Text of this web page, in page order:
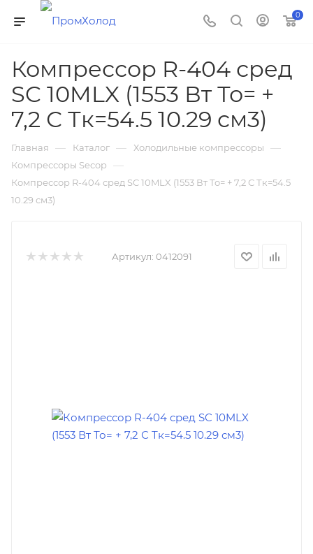
0
Компрессор R-404 сред
SC 10MLX (1553 Вт То= +
7,2 С Тк=54.5 10.29 см3)
Главная — Каталог — Холодильные компрессоры —
Компрессоры Secop —
Компрессор R-404 сред SC 10MLX (1553 Вт То= + 7,2 С Тк=54.5
10.29 см3)
Артикул: 0412091